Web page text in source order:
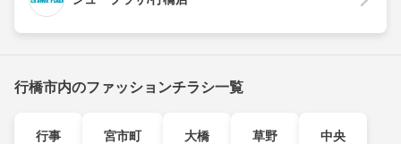
行橋市内のファッションチラシ一覧
行事 宮市町 大橋 草野 中央